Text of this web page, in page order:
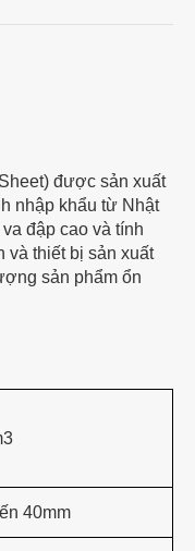
được sản xuất
nhập khẩu từ Nhật
đập cao và tính
và thiết bị sản xuất
sản phẩm ổn
40mm